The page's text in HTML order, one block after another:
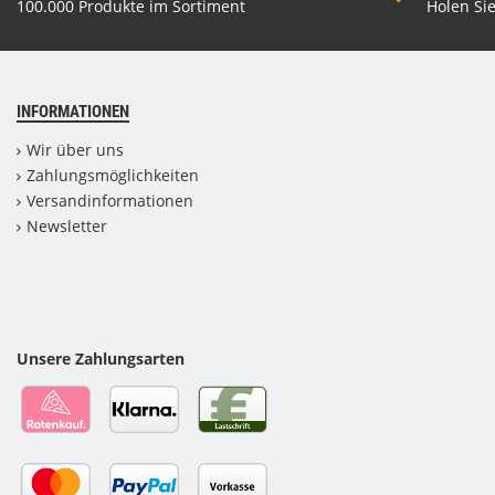
100.000 Produkte im Sortiment
Holen
INFORMATIONEN
Wir über uns
Zahlungsmöglichkeiten
Versandinformationen
Newsletter
Unsere Zahlungsarten